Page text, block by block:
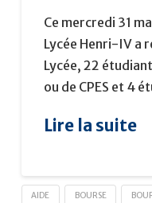
Ce mercredi 31
Lycée Henri-IV a
Lycée, 22
ou de CPES et 4
Lire la suite
AIDE BOURSE